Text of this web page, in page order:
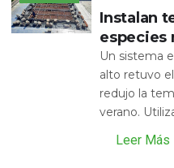
Instalan
especies
Un sistema
alto retuvo
redujo la
verano.
Leer Más